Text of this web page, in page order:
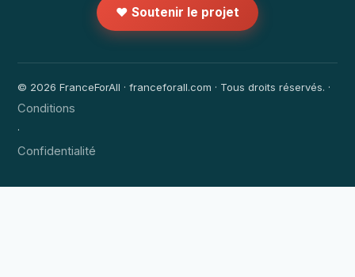
❤️ Soutenir le projet
© 2026 FranceForAll · franceforall.com · Tous droits réservés. ·
Conditions
·
Confidentialité